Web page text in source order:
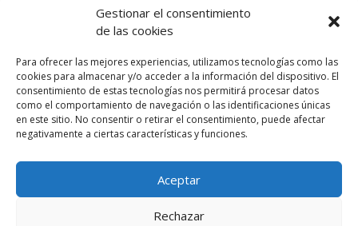
Gestionar el consentimiento
de las cookies
Para ofrecer las mejores experiencias, utilizamos tecnologías como las
cookies para almacenar y/o acceder a la información del dispositivo. El
consentimiento de estas tecnologías nos permitirá procesar datos
como el comportamiento de navegación o las identificaciones únicas
en este sitio. No consentir o retirar el consentimiento, puede afectar
negativamente a ciertas características y funciones.
Aceptar
Rechazar
Síguenos: